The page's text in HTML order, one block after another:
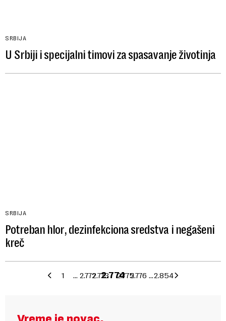
SRBIJA
U Srbiji i specijalni timovi za spasavanje životinja
SRBIJA
Potreban hlor, dezinfekciona sredstva i negašeni
kreč
1 … 2.7722.7732.7742.7752.776 …2.854